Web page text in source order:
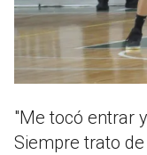
"Me tocó entrar
Siempre trato